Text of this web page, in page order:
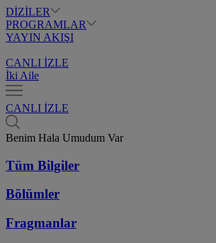
DİZİLER
PROGRAMLAR
YAYIN AKIŞI
CANLI İZLE
İki Aile
CANLI İZLE
Benim Hala Umudum Var
Tüm Bilgiler
Bölümler
Fragmanlar